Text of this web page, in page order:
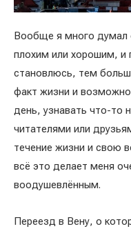
Вообще я много думал
плохим или хорошим,
становлюсь, тем
факт жизни и
день, узнавать что-то
читателями или
течение жизни и свою
всё это делает меня
воодушевлённым.
Переезд в Вену, о